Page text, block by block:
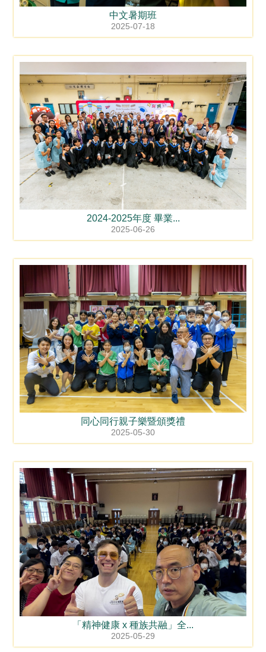
中文暑期班
2025-07-18
2024-2025年度 畢業...
2025-06-26
同心同行親子樂暨頒獎禮
2025-05-30
「精神健康 x 種族共融」全...
2025-05-29